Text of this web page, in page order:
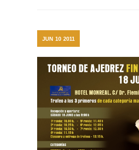
JUN 10 2011